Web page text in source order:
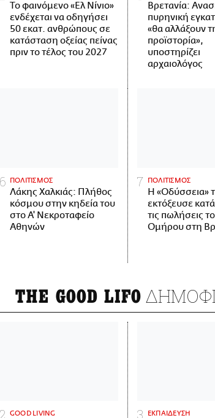
Το φαινόμενο «Ελ Νίνιο»
ενδέχεται να οδηγήσει
50 εκατ. ανθρώπους σε
κατάσταση οξείας πείνας
πριν το τέλος του 2027
Βρετανία:
πυρηνική
«θα αλλάξουν
προϊστορία»,
υποστηρίζει
αρχαιολόγος
ΠΟΛΙΤΙΣΜΟΣ
Λάκης Χαλκιάς: Πλήθος
κόσμου στην κηδεία του
στο Α' Νεκροταφείο
Αθηνών
ΠΟΛΙΤΙΣΜΟΣ
Η «Οδύσσεια»
εκτόξευσε
τις πωλήσεις
Ομήρου στη
THE GOOD LIFO
GOOD LIVING ΕΚΠΑΙΔΕΥΣΗ